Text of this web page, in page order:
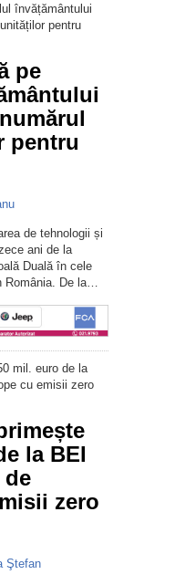
pe
pentru
de tehnologii și
ani de la
Duală în cele
România. De la…
la BEI
de
zero
Ştefan